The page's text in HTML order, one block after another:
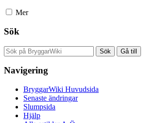
Mer
Sök
Navigering
BryggarWiki Huvudsida
Senaste ändringar
Slumpsida
Hjälp